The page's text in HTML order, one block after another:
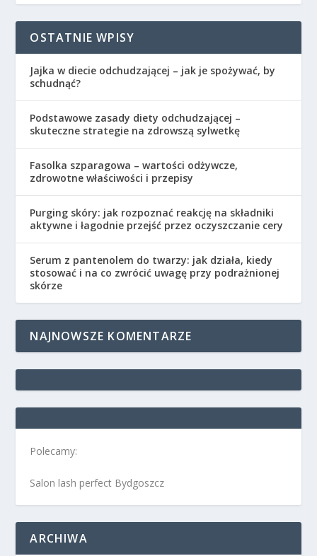
OSTATNIE WPISY
Jajka w diecie odchudzającej – jak je spożywać, by
schudnąć?
Podstawowe zasady diety odchudzającej –
skuteczne strategie na zdrowszą sylwetkę
Fasolka szparagowa – wartości odżywcze,
zdrowotne właściwości i przepisy
Purging skóry: jak rozpoznać reakcję na składniki
aktywne i łagodnie przejść przez oczyszczanie cery
Serum z pantenolem do twarzy: jak działa, kiedy
stosować i na co zwrócić uwagę przy podrażnionej
skórze
NAJNOWSZE KOMENTARZE
Polecamy:
Salon lash perfect Bydgoszcz
ARCHIWA